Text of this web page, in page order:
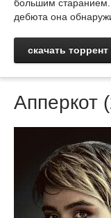
большим
дебюта она
скачать торрент
Апперкот